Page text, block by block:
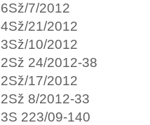
6Sž/7/2012
4Sž/21/2012
3Sž/10/2012
2Sž 24/2012-38
2Sž/17/2012
2Sž 8/2012-33
3S 223/09-140